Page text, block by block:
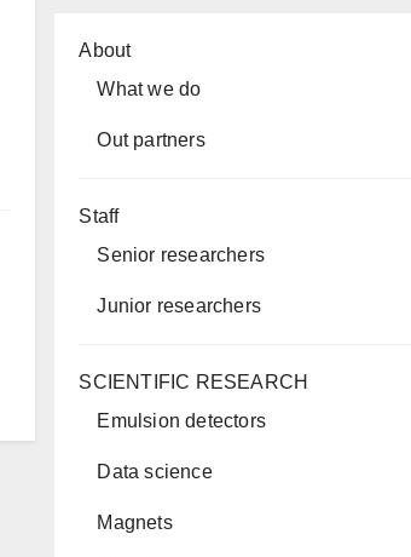
About
What we do
Out partners
Staff
Senior researchers
Junior researchers
SCIENTIFIC RESEARCH
Emulsion detectors
Data science
Magnets